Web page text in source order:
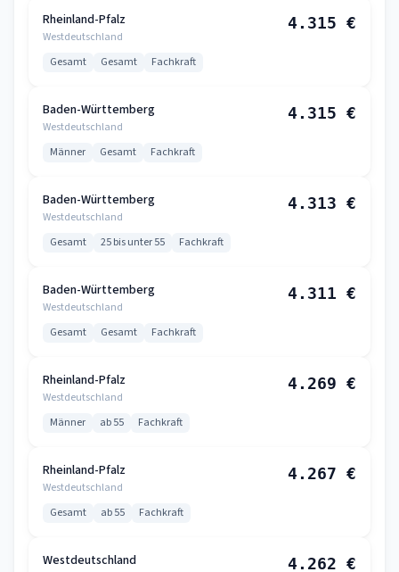
Rheinland-Pfalz
Westdeutschland
4.315 €
Gesamt Gesamt Fachkraft
Baden-Württemberg
Westdeutschland
4.315 €
Männer Gesamt Fachkraft
Baden-Württemberg
Westdeutschland
4.313 €
Gesamt 25 bis unter 55 Fachkraft
Baden-Württemberg
Westdeutschland
4.311 €
Gesamt Gesamt Fachkraft
Rheinland-Pfalz
Westdeutschland
4.269 €
Männer ab 55 Fachkraft
Rheinland-Pfalz
Westdeutschland
4.267 €
Gesamt ab 55 Fachkraft
Westdeutschland 4.262 €